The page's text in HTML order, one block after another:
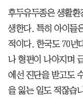
후두유두종은 생활
생한다. 특히 아이들
적이다. 한국도 70년
나 형편이 나아지며
에선 진단을 받고도
을 잃는 일도 적잖습